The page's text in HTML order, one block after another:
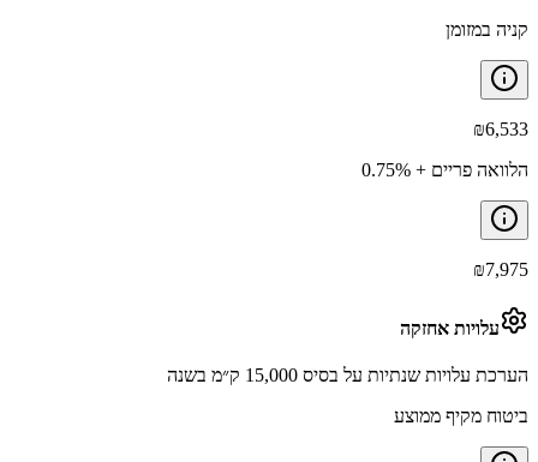
קניה במזומן
₪6,533
הלוואה פריים + 0.75%
₪7,975
עלויות אחזקה
הערכת עלויות שנתיות על בסיס 15,000 ק״מ בשנה
ביטוח מקיף ממוצע